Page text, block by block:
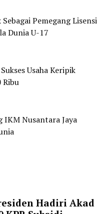
Pemegang Lisensi
Dunia U-17
Usaha Keripik
Ribu
IKM Nusantara Jaya